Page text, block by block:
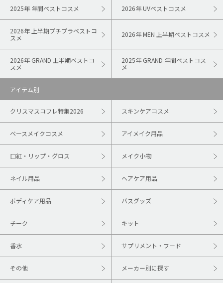
2025年 年間ベストコスメ 2026年 UVベストコスメ
2026年 上半期プチプラベストコ
スメ
2026年 MEN 上半期ベストコスメ
2026年 GRAND 上半期ベストコ
スメ
2025年 GRAND 年間ベストコス
メ
アイテム別
クリスマスコフレ特集2026 スキンケアコスメ
ベースメイクコスメ アイメイク用品
口紅・リップ・グロス メイク小物
ネイル用品 ヘアケア用品
ボディケア用品 バスグッズ
チーク キット
香水 サプリメント・フード
その他 メーカー別に探す